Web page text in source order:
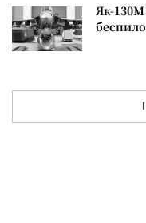
Як-130М